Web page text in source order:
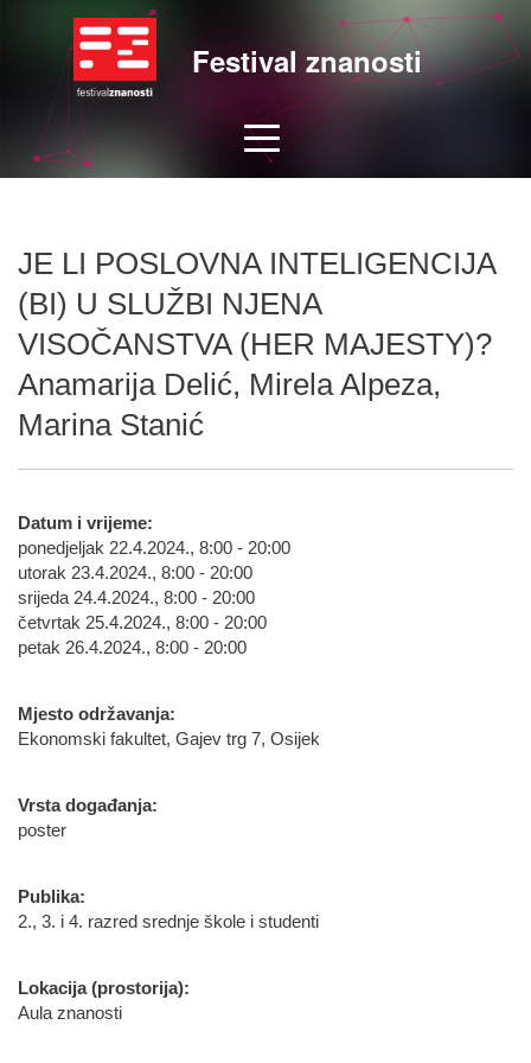
Festival znanosti
JE LI POSLOVNA INTELIGENCIJA
(BI) U SLUŽBI NJENA
VISOČANSTVA (HER MAJESTY)?
Anamarija Delić, Mirela Alpeza,
Marina Stanić
Datum i vrijeme:
ponedjeljak 22.4.2024., 8:00 - 20:00
utorak 23.4.2024., 8:00 - 20:00
srijeda 24.4.2024., 8:00 - 20:00
četvrtak 25.4.2024., 8:00 - 20:00
petak 26.4.2024., 8:00 - 20:00
Mjesto održavanja:
Ekonomski fakultet, Gajev trg 7, Osijek
Vrsta događanja:
poster
Publika:
2., 3. i 4. razred srednje škole i studenti
Lokacija (prostorija):
Aula znanosti